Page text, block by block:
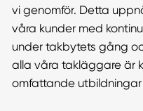
vi genomför. Detta
våra kunder med
under takbytets gång
alla våra takläggare är
omfattande utbildningar